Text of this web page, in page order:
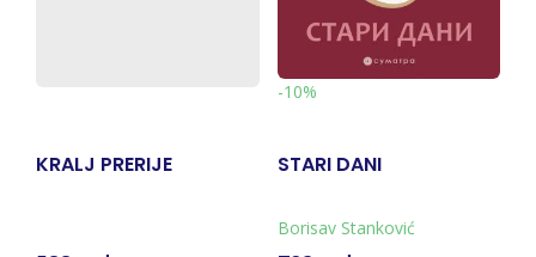
KRALJ PRERIJE
-10%
STARI DANI
Borisav Stanković